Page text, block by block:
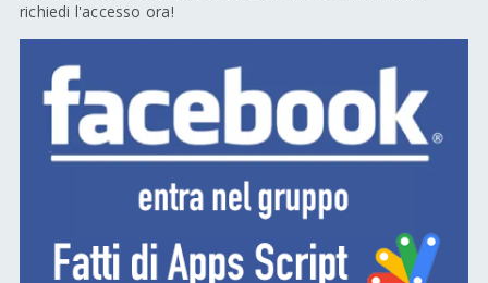
richiedi l'accesso ora!